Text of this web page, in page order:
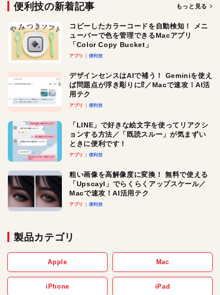
便利技の新着記事 もっと見る
コピーしたカラーコードを自動検知！ メニ
ューバーで色を管理できるMacアプリ
「Color Copy Bucket」
アプリ 便利技
デザインセンスはAIで補う！ Geminiを使え
ば問題点が浮き彫りに⁉︎／Macで速攻！AI活
用テク
アプリ 便利技
「LINE」で好きな絵文字を使ってリアクシ
ョンする方法／「既読スルー」が気まずい
ときに便利です！
アプリ 便利技
粗い画像を高解像度に変換！ 無料で使える
「Upscayl」でらくらくアップスケール／
Macで速攻！AI活用テク
アプリ 便利技
製品カテゴリ
Apple Mac
iPhone iPad